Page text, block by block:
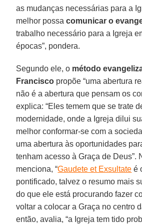
as mudanças necessárias para a
melhor possacomunicar o
trabalho necessário para a Igreja
épocas”, pondera.
Segundo ele, o método
Francisco propõe “uma abertura
não é a abertura que pensam os
explica: “Eles temem que se trate
modernidade, onde a Igreja dilui
melhor conformar-se com a
uma abertura às oportunidades
tenham acesso à Graça de Deus”.
menciona, “Gaudete et Exsultate é
pontificado, talvez o resumo mais
do que ele está procurando fazer
voltar a colocar a Graça no centro
então, avalia, “a Igreja tem tido